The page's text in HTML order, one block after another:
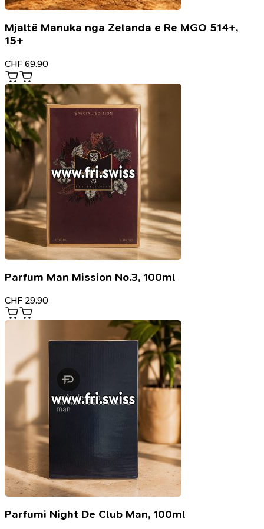
Mjaltë Manuka nga Zelanda e Re MGO 514+,
15+
CHF 69.90
Parfum Man Mission No.3, 100ml
CHF 29.90
Parfumi Night De Club Man, 100ml